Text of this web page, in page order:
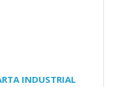
INDUSTRIAL